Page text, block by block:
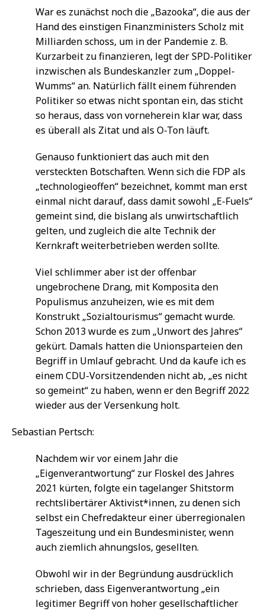
War es zunächst noch die „Bazooka“, die aus der
Hand des einstigen Finanzministers Scholz mit
Milliarden schoss, um in der Pandemie z. B.
Kurzarbeit zu finanzieren, legt der SPD-Politiker
inzwischen als Bundeskanzler zum „Doppel-
Wumms“ an. Natürlich fällt einem führenden
Politiker so etwas nicht spontan ein, das sticht
so heraus, dass von vorneherein klar war, dass
es überall als Zitat und als O-Ton läuft.
Genauso funktioniert das auch mit den
versteckten Botschaften. Wenn sich die FDP als
„technologieoffen“ bezeichnet, kommt man erst
einmal nicht darauf, dass damit sowohl „E-Fuels“
gemeint sind, die bislang als unwirtschaftlich
gelten, und zugleich die alte Technik der
Kernkraft weiterbetrieben werden sollte.
Viel schlimmer aber ist der offenbar
ungebrochene Drang, mit Komposita den
Populismus anzuheizen, wie es mit dem
Konstrukt „Sozialtourismus“ gemacht wurde.
Schon 2013 wurde es zum „Unwort des Jahres“
gekürt. Damals hatten die Unionsparteien den
Begriff in Umlauf gebracht. Und da kaufe ich es
einem CDU-Vorsitzendenden nicht ab, „es nicht
so gemeint“ zu haben, wenn er den Begriff 2022
wieder aus der Versenkung holt.
Sebastian Pertsch:
Nachdem wir vor einem Jahr die
„Eigenverantwortung“ zur Floskel des Jahres
2021 kürten, folgte ein tagelanger Shitstorm
rechtslibertärer Aktivist*innen, zu denen sich
selbst ein Chefredakteur einer überregionalen
Tageszeitung und ein Bundesminister, wenn
auch ziemlich ahnungslos, gesellten.
Obwohl wir in der Begründung ausdrücklich
schrieben, dass Eigenverantwortung „ein
legitimer Begriff von hoher gesellschaftlicher